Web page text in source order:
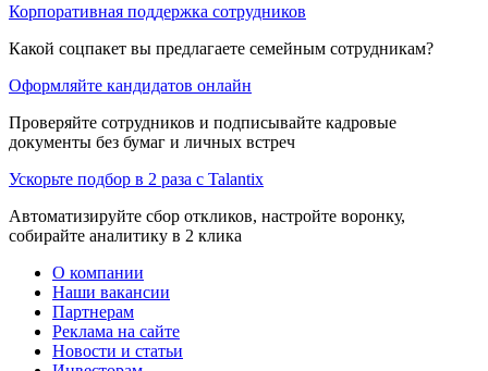
Корпоративная поддержка сотрудников
Какой соцпакет вы предлагаете семейным сотрудникам?
Оформляйте кандидатов онлайн
Проверяйте сотрудников и подписывайте кадровые
документы без бумаг и личных встреч
Ускорьте подбор в 2 раза с Talantix
Автоматизируйте сбор откликов, настройте воронку,
собирайте аналитику в 2 клика
О компании
Наши вакансии
Партнерам
Реклама на сайте
Новости и статьи